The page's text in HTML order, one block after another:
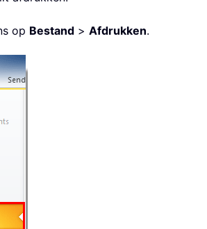
op Bestand > Afdrukken.